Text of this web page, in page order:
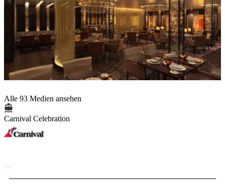
Alle 93 Medien ansehen
Carnival Celebration